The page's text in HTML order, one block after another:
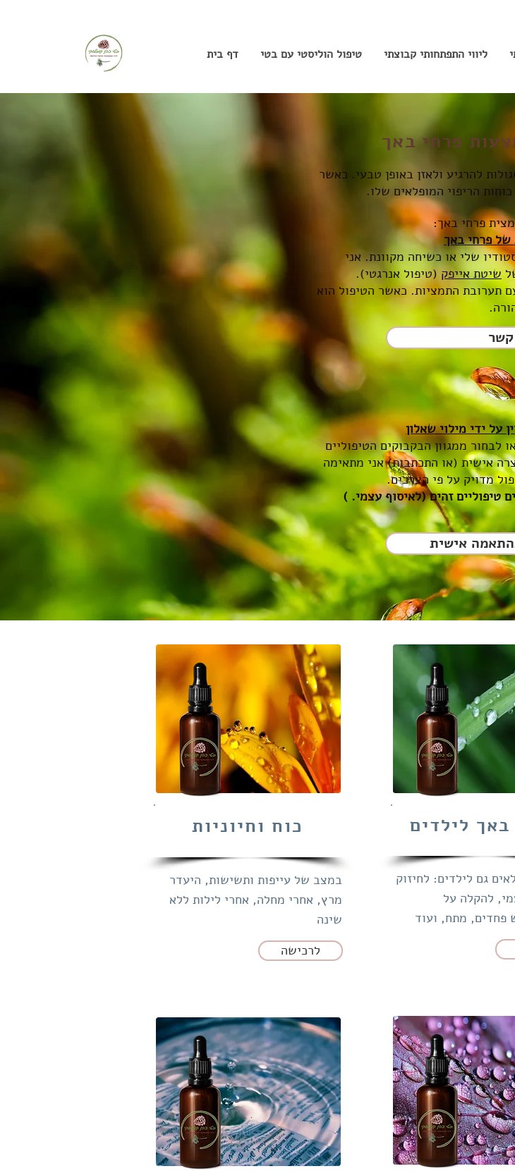
דף בית טיפול הוליסטי עם בטי ליווי התפתחותי קבוצתי
פרחי באך
להרגיע ולאזן באופן טבעי. כאשר
הריפוי המופלאים שלו.
פרחי באך:
של פרחי באך
שלי או כשיחה מקוונת. אני
שיטת אייפק (טיפול אנרגטי).
תערובת התמציות. כאשר הטיפול הוא
קשר
על ידי מילוי שאלון
לבחור ממגוון הבקבוקים הטיפוליים
אישית (או התכתבות) אני מתאימה
מדויק על פי הצרכים.
אישית
כוח‌‌ וחיוניות‌
במצב‌‌ של‌‌ עייפות‌‌ ותשישות, היעדר‌‌
מרץ, אחרי‌‌ מחלה, אחרי‌‌ לילות‌‌ ללא
שינה
לרכישה
באך לילדים
גם לילדים: לחיזוק
להקלה על
פחדים, מתח, ועוד